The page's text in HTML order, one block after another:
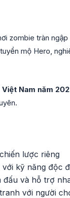
zombie tràn
mộ Hero,
Nam năm
lược riêng
kỹ năng độc
đấu và hỗ trợ
với người